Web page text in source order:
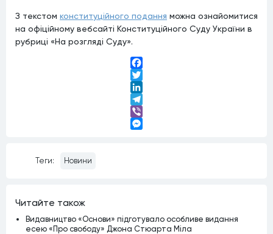
З текстом конституційного подання можна ознайомитися
на офіційному вебсайті Конституційного Суду України в
рубриці «На розгляді Суду».
Facebook
Twitter
LinkedIn
Telegram
Viber
Теги: Новини
Читайте також
Видавництво «Основи» підготувало особливе видання
есею «Про свободу» Джона Стюарта Міла